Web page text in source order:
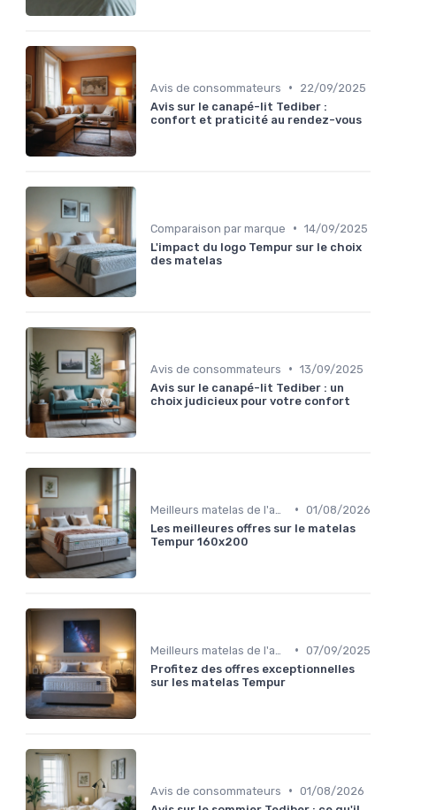
Avis de consommateurs •
22/09/2025
Avis sur le canapé-lit Tediber :
confort et praticité au rendez-vous
Comparaison par marque • 14/09/2025
L'impact du logo Tempur sur le choix
des matelas
Avis de consommateurs • 13/09/2025
Avis sur le canapé-lit Tediber : un
choix judicieux pour votre confort
• 01/08/2026
Les meilleures offres sur le matelas
Tempur 160x200
• 07/09/2025
Profitez des offres exceptionnelles
sur les matelas Tempur
Avis de consommateurs • 01/08/2026